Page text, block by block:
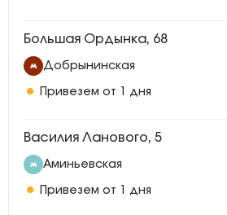
Большая Ордынка, 68
Добрынинская
Привезем от 1 дня
Василия Ланового, 5
Аминьевская
Привезем от 1 дня